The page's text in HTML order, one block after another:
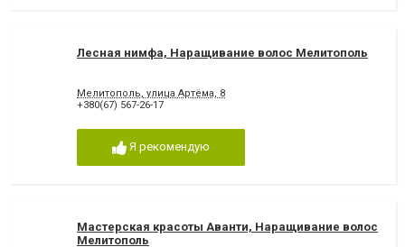
Лесная нимфа, Наращивание волос Мелитополь
Мелитополь, улица Артёма, 8
+380(67) 567-26-17
Я рекомендую
Мастерская красоты Аванти, Наращивание волос
Мелитополь